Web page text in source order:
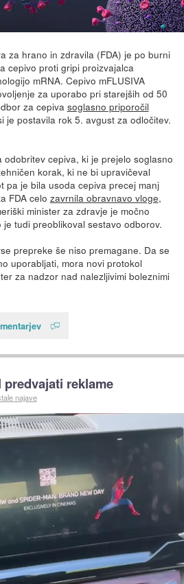
za hrano in zdravila (FDA) je po burni
cepivo proti gripi proizvajalca
mRNA. Cepivo mFLUSIVA
za uporabo pri starejših od 50
za cepiva soglasno priporočil
je postavila rok 5. avgust za odločitev.
cepiva, ki je prejelo soglasno
korak, ki ne bi upravičeval
pa je bila usoda cepiva precej manj
FDA celo zavrnila obravnavo vloge,
minister za zdravje je močno
tudi preoblikoval sestavo odborov.
prepreke še niso premagane. Da se
uporabljati, mora novi protokol
za nadzor nad nalezljivimi boleznimi
predvajati reklame
najave